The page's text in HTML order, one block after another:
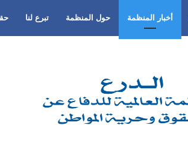
أخبار المنظمة حول المنظمة تبرع لنا